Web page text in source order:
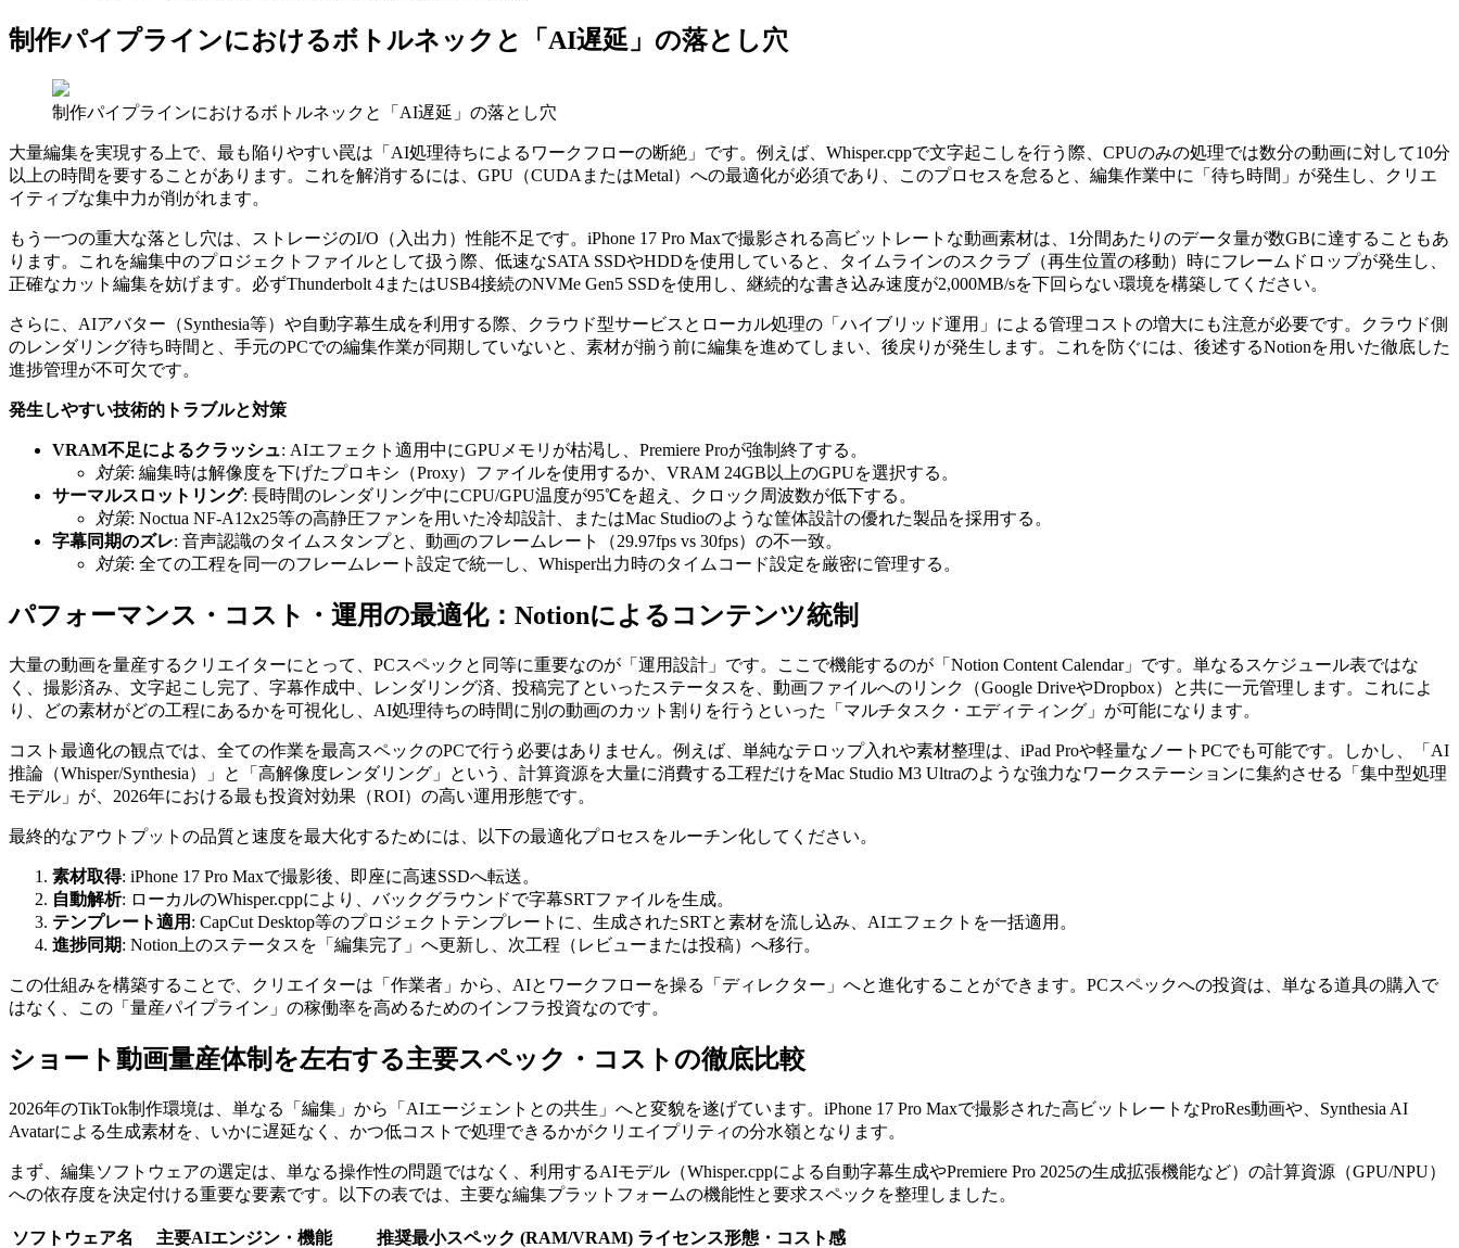
制作パイプラインにおけるボトルネックと「AI遅延」の落とし穴
制作パイプラインにおけるボトルネックと「AI遅延」の落とし穴
大量編集を実現する上で、最も陥りやすい罠は「AI処理待ちによるワークフローの断絶」です。例えば、Whisper.cppで文字起こしを行う際、CPUのみの処理では数分の動画に対して10分
以上の時間を要することがあります。これを解消するには、GPU（CUDAまたはMetal）への最適化が必須であり、このプロセスを怠ると、編集作業中に「待ち時間」が発生し、クリエ
イティブな集中力が削がれます。
もう一つの重大な落とし穴は、ストレージのI/O（入出力）性能不足です。iPhone 17 Pro Maxで撮影される高ビットレートな動画素材は、1分間あたりのデータ量が数GBに達することもあ
ります。これを編集中のプロジェクトファイルとして扱う際、低速なSATA SSDやHDDを使用していると、タイムラインのスクラブ（再生位置の移動）時にフレームドロップが発生し、
正確なカット編集を妨げます。必ずThunderbolt 4またはUSB4接続のNVMe Gen5 SSDを使用し、継続的な書き込み速度が2,000MB/sを下回らない環境を構築してください。
さらに、AIアバター（Synthesia等）や自動字幕生成を利用する際、クラウド型サービスとローカル処理の「ハイブリッド運用」による管理コストの増大にも注意が必要です。クラウド側
のレンダリング待ち時間と、手元のPCでの編集作業が同期していないと、素材が揃う前に編集を進めてしまい、後戻りが発生します。これを防ぐには、後述するNotionを用いた徹底した
進捗管理が不可欠です。
発生しやすい技術的トラブルと対策
VRAM不足によるクラッシュ: AIエフェクト適用中にGPUメモリが枯渇し、Premiere Proが強制終了する。
対策: 編集時は解像度を下げたプロキシ（Proxy）ファイルを使用するか、VRAM 24GB以上のGPUを選択する。
サーマルスロットリング: 長時間のレンダリング中にCPU/GPU温度が95℃を超え、クロック周波数が低下する。
対策: Noctua NF-A12x25等の高静圧ファンを用いた冷却設計、またはMac Studioのような筐体設計の優れた製品を採用する。
字幕同期のズレ: 音声認識のタイムスタンプと、動画のフレームレート（29.97fps vs 30fps）の不一致。
対策: 全ての工程を同一のフレームレート設定で統一し、Whisper出力時のタイムコード設定を厳密に管理する。
パフォーマンス・コスト・運用の最適化：Notionによるコンテンツ統制
大量の動画を量産するクリエイターにとって、PCスペックと同等に重要なのが「運用設計」です。ここで機能するのが「Notion Content Calendar」です。単なるスケジュール表ではな
く、撮影済み、文字起こし完了、字幕作成中、レンダリング済、投稿完了といったステータスを、動画ファイルへのリンク（Google DriveやDropbox）と共に一元管理します。これによ
り、どの素材がどの工程にあるかを可視化し、AI処理待ちの時間に別の動画のカット割りを行うといった「マルチタスク・エディティング」が可能になります。
コスト最適化の観点では、全ての作業を最高スペックのPCで行う必要はありません。例えば、単純なテロップ入れや素材整理は、iPad Proや軽量なノートPCでも可能です。しかし、「AI
推論（Whisper/Synthesia）」と「高解像度レンダリング」という、計算資源を大量に消費する工程だけをMac Studio M3 Ultraのような強力なワークステーションに集約させる「集中型処理
モデル」が、2026年における最も投資対効果（ROI）の高い運用形態です。
最終的なアウトプットの品質と速度を最大化するためには、以下の最適化プロセスをルーチン化してください。
素材取得: iPhone 17 Pro Maxで撮影後、即座に高速SSDへ転送。
自動解析: ローカルのWhisper.cppにより、バックグラウンドで字幕SRTファイルを生成。
テンプレート適用 : CapCut Desktop等のプロジェクトテンプレートに、生成されたSRTと素材を流し込み、AIエフェクトを一括適用。
進捗同期: Notion上のステータスを「編集完了」へ更新し、次工程（レビューまたは投稿）へ移行。
この仕組みを構築することで、クリエイターは「作業者」から、AIとワークフローを操る「ディレクター」へと進化することができます。PCスペックへの投資は、単なる道具の購入で
はなく、この「量産パイプライン」の稼働率を高めるためのインフラ投資なのです。
ショート動画量産体制を左右する主要スペック・コストの徹底比較
2026年のTikTok制作環境は、単なる「編集」から「AIエージェントとの共生」へと変貌を遂げています。iPhone 17 Pro Maxで撮影された高ビットレートなProRes動画や、Synthesia AI
Avatarによる生成素材を、いかに遅延なく、かつ低コストで処理できるかがクリエイプリティの分水嶺となります。
まず、編集ソフトウェアの選定は、単なる操作性の問題ではなく、利用するAIモデル（Whisper.cppによる自動字幕生成やPremiere Pro 2025の生成拡張機能など）の計算資源（GPU/NPU）
への依存度を決定付ける重要な要素です。以下の表では、主要な編集プラットフォームの機能性と要求スペックを整理しました。
ソフトウェア名 主要AIエンジン・機能 推奨最小スペック (RAM/VRAM) ライセンス形態・コスト感